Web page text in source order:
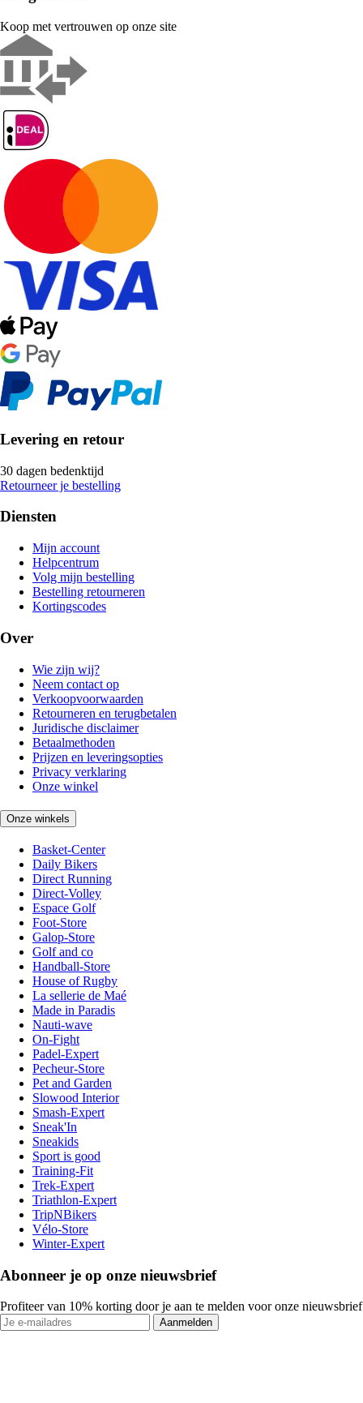
Koop met vertrouwen op onze site
Levering en retour
30 dagen bedenktijd
Retourneer je bestelling
Diensten
Mijn account
Helpcentrum
Volg mijn bestelling
Bestelling retourneren
Kortingscodes
Over
Wie zijn wij?
Neem contact op
Verkoopvoorwaarden
Retourneren en terugbetalen
Juridische disclaimer
Betaalmethoden
Prijzen en leveringsopties
Privacy verklaring
Onze winkel
Onze winkels
Basket-Center
Daily Bikers
Direct Running
Direct-Volley
Espace Golf
Foot-Store
Galop-Store
Golf and co
Handball-Store
House of Rugby
La sellerie de Maé
Made in Paradis
Nauti-wave
On-Fight
Padel-Expert
Pecheur-Store
Pet and Garden
Slowood Interior
Smash-Expert
Sneak'In
Sneakids
Sport is good
Training-Fit
Trek-Expert
Triathlon-Expert
TripNBikers
Vélo-Store
Winter-Expert
Abonneer je op onze nieuwsbrief
Profiteer van 10% korting door je aan te melden voor onze nieuwsbrief
Aanmelden